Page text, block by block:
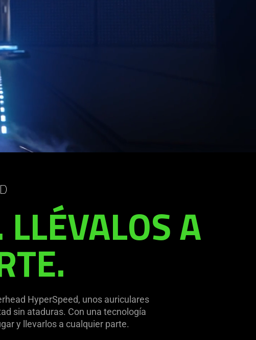
A
HyperSpeed, unos auriculares
sin ataduras. Con una tecnología
y llevarlos a cualquier parte.